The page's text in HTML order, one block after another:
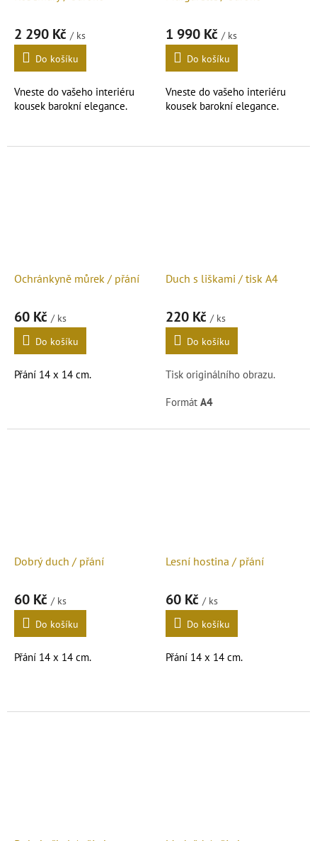
2 290 Kč / ks
Do košíku
Vneste do vašeho interiéru
kousek barokní elegance.
1 990 Kč / ks
Do košíku
Vneste do vašeho interiéru
kousek barokní elegance.
Ochránkyně můrek / přání
60 Kč / ks
Do košíku
Přání 14 x 14 cm.
Reprodukce mého obrazu.
Duch s liškami / tisk A4
220 Kč / ks
Do košíku
Tisk originálního obrazu.
Formát A4
Dobrý duch / přání
60 Kč / ks
Do košíku
Přání 14 x 14 cm.
Reprodukce mého obrazu.
Lesní hostina / přání
60 Kč / ks
Do košíku
Přání 14 x 14 cm.
Reprodukce mého obrazu.